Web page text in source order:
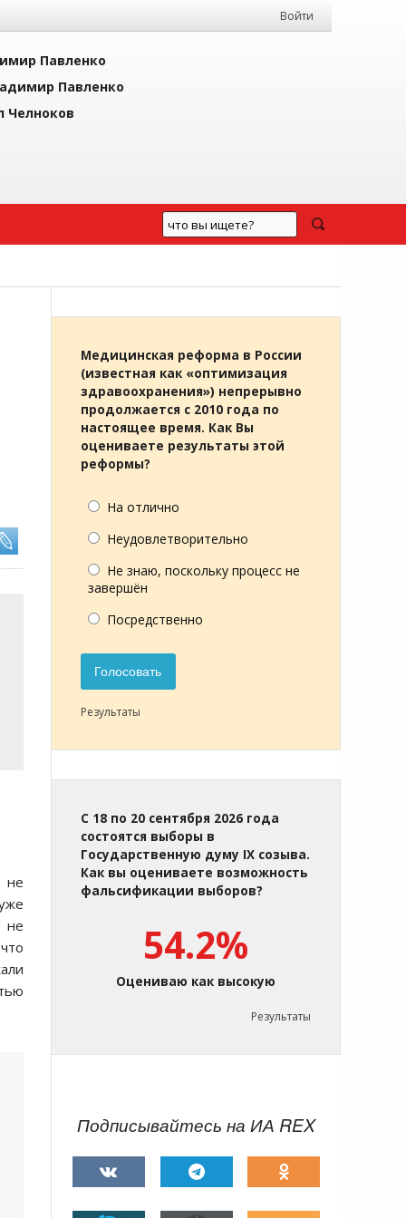
Войти
Павленко
Павленко
Челноков
не
не
Медицинская реформа в России
(известная как «оптимизация
здравоохранения») непрерывно
продолжается с 2010 года по
настоящее время. Как Вы
оцениваете результаты этой
реформы?
На отлично
Неудовлетворительно
Не знаю, поскольку процесс не
завершён
Посредственно
Голосовать
Результаты
С 18 по 20 сентября 2026 года
состоятся выборы в
Государственную думу IX созыва.
Как вы оцениваете возможность
фальсификации выборов?
54.2%
Оцениваю как высокую
Результаты
Подписывайтесь на ИА REX